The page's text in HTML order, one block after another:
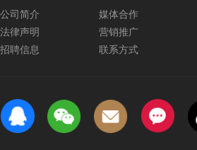
公司简介
法律声明
招聘信息
媒体合作
营销推广
联系方式